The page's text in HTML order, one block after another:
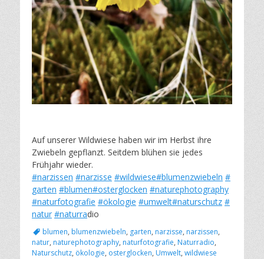
Auf unserer Wildwiese haben wir im Herbst ihre
Zwiebeln gepflanzt. Seitdem blühen sie jedes
Frühjahr wieder.
#narzissen #narzisse #wildwiese#blumenzwiebeln #
garten #blumen#osterglocken #naturephotography
#naturfotografie #ökologie #umwelt#naturschutz #
natur #naturradio
Schlagworte
blumen, blumenzwiebeln, garten, narzisse, narzissen,
natur, naturephotography, naturfotografie, Naturradio,
Naturschutz, ökologie, osterglocken, Umwelt, wildwiese